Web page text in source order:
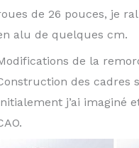
de 26 pouces, je
alu de quelques cm.
de la
des cadres
j’ai imaginé